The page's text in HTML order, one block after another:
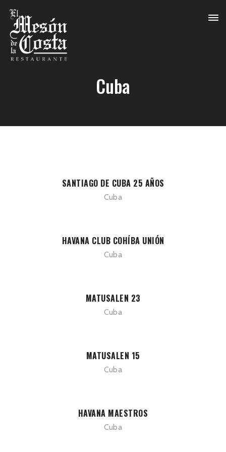
Cuba
SANTIAGO DE CUBA 25 AÑOS
Cuba
HAVANA CLUB COHÍBA UNIÓN
Cuba
MATUSALEN 23
Cuba
MATUSALEN 15
Cuba
HAVANA MAESTROS
Cuba